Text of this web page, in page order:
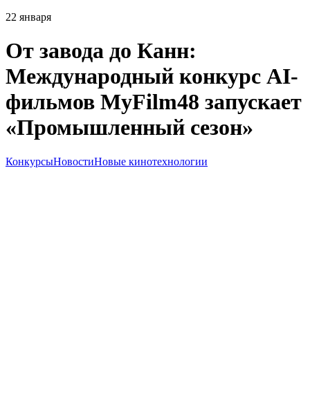
22 января
От завода до Канн:
Международный конкурс AI-
фильмов MyFilm48 запускает
«Промышленный сезон»
КонкурсыНовостиНовые кинотехнологии